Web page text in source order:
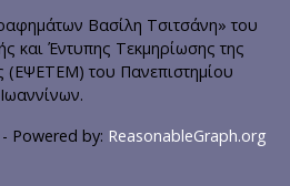
Βασίλη Τσιτσάνη» του
και Έντυπης Τεκμηρίωσης της
(ΕΨΕΤΕΜ) του Πανεπιστημίου
Ιωαννίνων.
Powered by: ReasonableGraph.org